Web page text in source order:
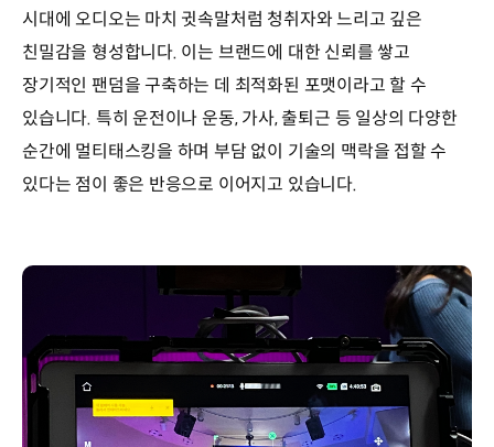
시대에 오디오는 마치 귓속말처럼 청취자와 느리고 깊은
친밀감을 형성합니다. 이는 브랜드에 대한 신뢰를 쌓고
장기적인 팬덤을 구축하는 데 최적화된 포맷이라고 할 수
있습니다. 특히 운전이나 운동, 가사, 출퇴근 등 일상의 다양한
순간에 멀티태스킹을 하며 부담 없이 기술의 맥락을 접할 수
있다는 점이 좋은 반응으로 이어지고 있습니다.